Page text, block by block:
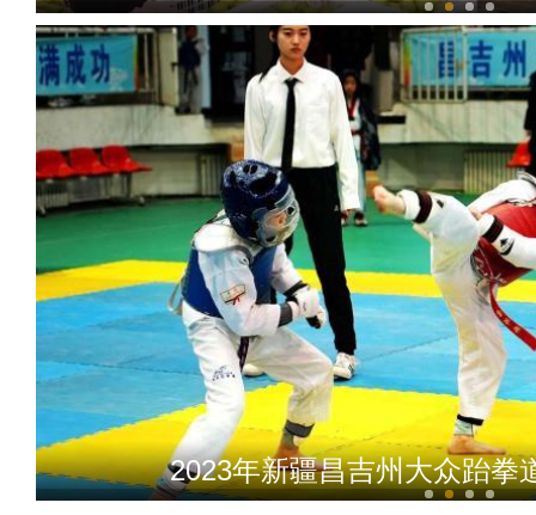
新疆巴楚县：政务服务高效
2023年新疆昌吉州大众跆拳